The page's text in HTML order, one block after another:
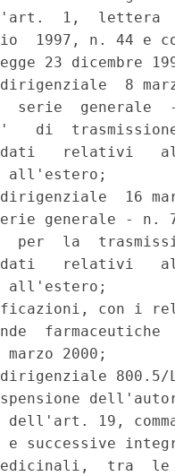
1,  lettera
1997, n. 44 e
23 dicembre
8
generale
di
relativi
all'estero;
16
generale - n.
per  la
relativi
all'estero;
con i
farmaceutiche
2000;
dell'art. 19,
e successive
tra  le